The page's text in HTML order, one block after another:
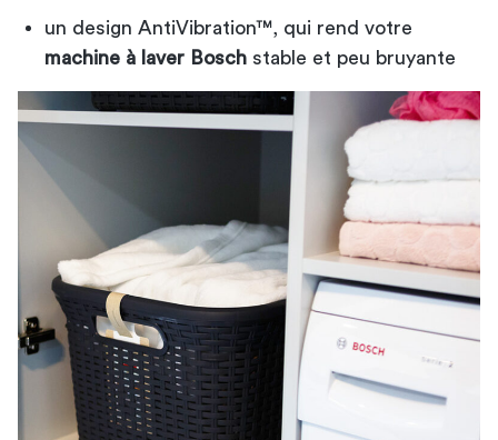
un design AntiVibration™, qui rend votre
machine à laver Bosch stable et peu bruyante